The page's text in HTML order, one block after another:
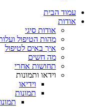
עמוד הבית
אודות
אודות סיגי
מהות הטיפול
איך באים לטיפול
מה חשים
תחושות אחרי
וידאו ותמונות
וידיאו
תמונות